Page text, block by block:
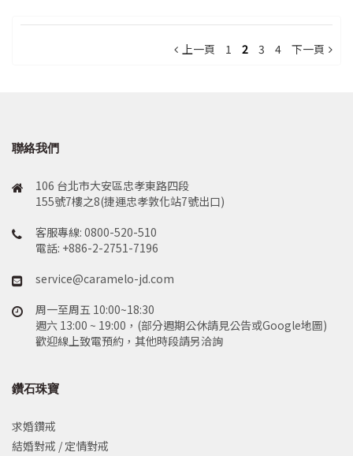
上一頁 1 2 3 4 下一頁
聯絡我們
106 台北市大安區忠孝東路四段
155號7樓之8(捷運忠孝敦化站7號出口)
客服專線: 0800-520-510
電話: +886-2-2751-7196
service@caramelo-jd.com
周一至周五 10:00~18:30
週六 13:00 ~ 19:00，(部分週期公休請見公告或Google地圖)
歡迎線上致電預約，其他時段請另洽詢
鑽石珠寶
求婚鑽戒
結婚對戒 / 定情對戒